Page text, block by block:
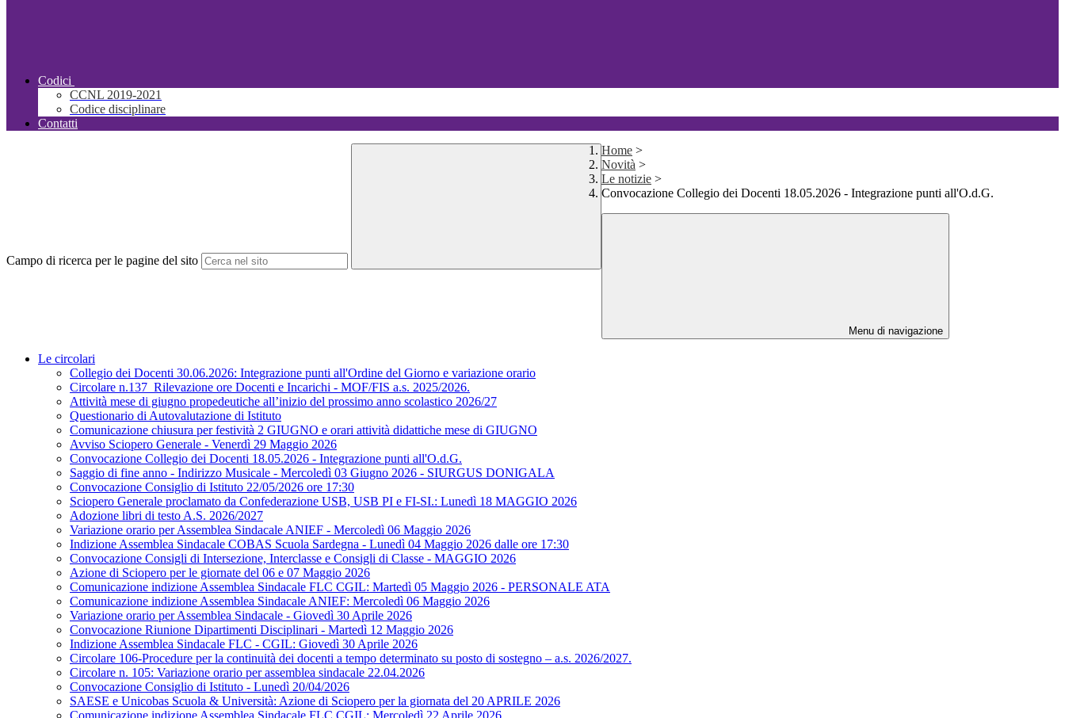
Codici
CCNL 2019-2021
Codice disciplinare
Contatti
Campo di ricerca per le pagine del sito
Home >
Novità >
Le notizie >
Convocazione Collegio dei Docenti 18.05.2026 - Integrazione punti all'O.d.G.
Menu di navigazione
Le circolari
Collegio dei Docenti 30.06.2026: Integrazione punti all'Ordine del Giorno e variazione orario
Circolare n.137_Rilevazione ore Docenti e Incarichi - MOF/FIS a.s. 2025/2026.
Attività mese di giugno propedeutiche all’inizio del prossimo anno scolastico 2026/27
Questionario di Autovalutazione di Istituto
Comunicazione chiusura per festività 2 GIUGNO e orari attività didattiche mese di GIUGNO
Avviso Sciopero Generale - Venerdì 29 Maggio 2026
Convocazione Collegio dei Docenti 18.05.2026 - Integrazione punti all'O.d.G.
Saggio di fine anno - Indirizzo Musicale - Mercoledì 03 Giugno 2026 - SIURGUS DONIGALA
Convocazione Consiglio di Istituto 22/05/2026 ore 17:30
Sciopero Generale proclamato da Confederazione USB, USB PI e FI-SI.: Lunedì 18 MAGGIO 2026
Adozione libri di testo A.S. 2026/2027
Variazione orario per Assemblea Sindacale ANIEF - Mercoledì 06 Maggio 2026
Indizione Assemblea Sindacale COBAS Scuola Sardegna - Lunedì 04 Maggio 2026 dalle ore 17:30
Convocazione Consigli di Intersezione, Interclasse e Consigli di Classe - MAGGIO 2026
Azione di Sciopero per le giornate del 06 e 07 Maggio 2026
Comunicazione indizione Assemblea Sindacale FLC CGIL: Martedì 05 Maggio 2026 - PERSONALE ATA
Comunicazione indizione Assemblea Sindacale ANIEF: Mercoledì 06 Maggio 2026
Variazione orario per Assemblea Sindacale - Giovedì 30 Aprile 2026
Convocazione Riunione Dipartimenti Disciplinari - Martedì 12 Maggio 2026
Indizione Assemblea Sindacale FLC - CGIL: Giovedì 30 Aprile 2026
Circolare 106-Procedure per la continuità dei docenti a tempo determinato su posto di sostegno – a.s. 2026/2027.
Circolare n. 105: Variazione orario per assemblea sindacale 22.04.2026
Convocazione Consiglio di Istituto - Lunedì 20/04/2026
SAESE e Unicobas Scuola & Università: Azione di Sciopero per la giornata del 20 APRILE 2026